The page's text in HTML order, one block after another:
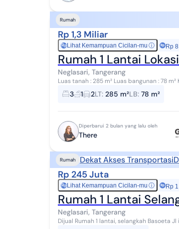
Rumah
Rp 1,3 Miliar
RpLihat Kemampuan Cicilan-mu ⓘ Rp
Rumah 1 Lantai
Neglasari, Tangerang
Luas tanah : 285 m² Luas bangunan : 78
SHM Listrik : 1.300 Watt Furn...
3 1 2LT: 285 m²LB: 78 m²
Diperbarui 2 bulan yang lalu oleh
There
Rumah Dekat Akses Transportasi
Rp 245 Juta
RpLihat Kemampuan Cicilan-mu ⓘ Rp
Rumah 1 Lantai
Neglasari, Tangerang
Dijual Rumah 1 lantai, selangkah Basoeta